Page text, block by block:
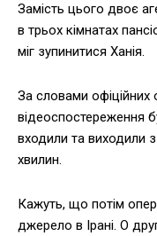
Замість цього двоє
в трьох кімнатах
міг зупинитися Ханія.
За словами офіційних
відеоспостереження
входили та виходили
хвилин.
Кажуть, що потім
джерело в Ірані. О